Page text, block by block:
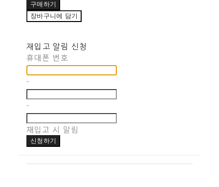
구매하기
장바구니에 담기
재입고 알림 신청
휴대폰 번호
-
-
재입고 시 알림
신청하기